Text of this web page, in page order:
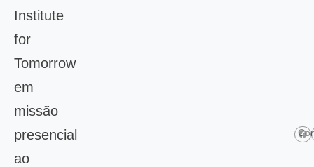
Institute
for
Tomorrow
em
missão
presencial
ao